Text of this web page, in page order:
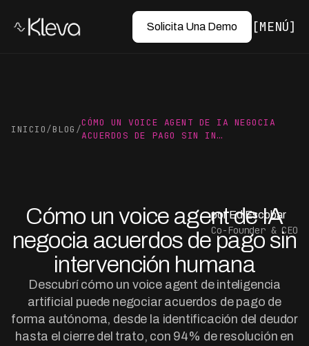
Solicita Una Demo MENÚ
INICIO/BLOG /
CÓMO UN VOICE AGENT DE IA NEGOCIA
ACUERDOS DE PAGO SIN IN…
Cómo un voice agent de IA
negocia acuerdos de pago sin
intervención humana
Descubrí cómo un voice agent de inteligencia
artificial puede negociar acuerdos de pago de
forma autónoma, desde la identificación del deudor
hasta el cierre del trato, con 94% de resolución en
por Ed Escobar
Co-Founder & CEO